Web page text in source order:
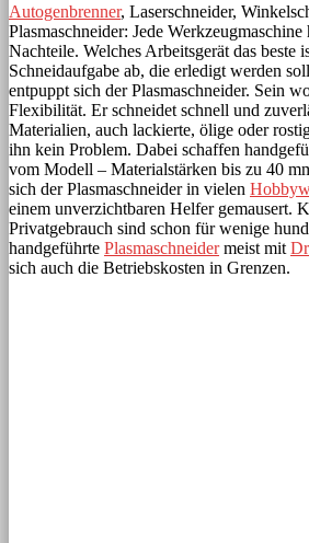
Autogenbrenner, Laserschneider,
Plasmaschneider: Jede
Nachteile. Welches Arbeitsgerät das beste
Schneidaufgabe ab, die erledigt werden
entpuppt sich der Plasmaschneider. Sein
Flexibilität. Er schneidet schnell und
Materialien, auch lackierte, ölige oder
ihn kein Problem. Dabei schaffen
vom Modell – Materialstärken bis zu 40
sich der Plasmaschneider in vielen
einem unverzichtbaren Helfer gemausert.
Privatgebrauch sind schon für wenige
handgeführte Plasmaschneidermeist mit
sich auch die Betriebskosten in Grenzen.